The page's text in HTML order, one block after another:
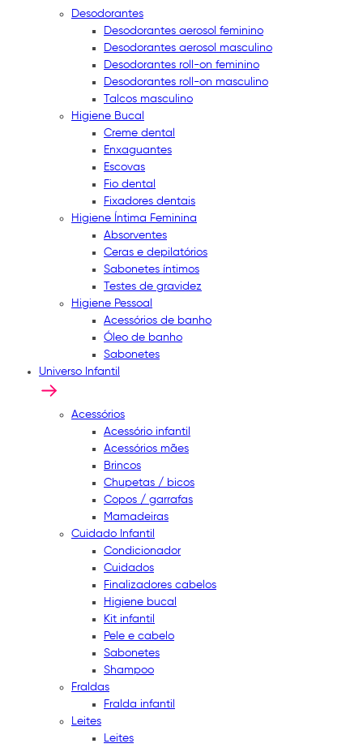
Desodorantes
Desodorantes aerosol feminino
Desodorantes aerosol masculino
Desodorantes roll-on feminino
Desodorantes roll-on masculino
Talcos masculino
Higiene Bucal
Creme dental
Enxaguantes
Escovas
Fio dental
Fixadores dentais
Higiene Íntima Feminina
Absorventes
Ceras e depilatórios
Sabonetes íntimos
Testes de gravidez
Higiene Pessoal
Acessórios de banho
Óleo de banho
Sabonetes
Universo Infantil
Acessórios
Acessório infantil
Acessórios mães
Brincos
Chupetas / bicos
Copos / garrafas
Mamadeiras
Cuidado Infantil
Condicionador
Cuidados
Finalizadores cabelos
Higiene bucal
Kit infantil
Pele e cabelo
Sabonetes
Shampoo
Fraldas
Fralda infantil
Leites
Leites